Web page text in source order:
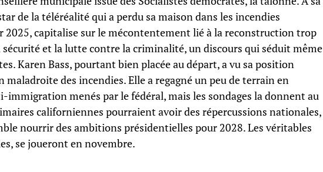
de la téléréalité qui a perdu sa maison dans les incendies
2025, capitalise sur le mécontentement lié à la reconstruction trop
et la lutte contre la criminalité, un discours qui séduit même
Karen Bass, pourtant bien placée au départ, a vu sa position
maladroite des incendies. Elle a regagné un peu de terrain en
menés par le fédéral, mais les sondages la donnent au
californiennes pourraient avoir des répercussions nationales,
nourrir des ambitions présidentielles pour 2028. Les véritables
se joueront en novembre.